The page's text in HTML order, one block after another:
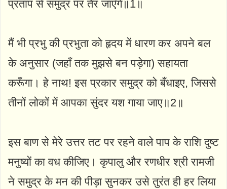
प्रताप से समुद्र पर तैर जाएँगे॥1॥
मैं भी प्रभु की प्रभुता को हृदय में धारण कर अपने बल
के अनुसार (जहाँ तक मुझसे बन पड़ेगा) सहायता
करूँगा। हे नाथ! इस प्रकार समुद्र को बँधाइए, जिससे
तीनों लोकों में आपका सुंदर यश गाया जाए॥2॥
इस बाण से मेरे उत्तर तट पर रहने वाले पाप के राशि दुष्ट
मनुष्यों का वध कीजिए। कृपालु और रणधीर श्री रामजी
ने समुद्र के मन की पीड़ा सुनकर उसे तुरंत ही हर लिया